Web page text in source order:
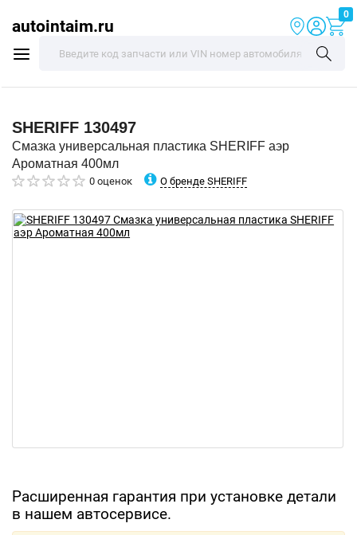
autointaim.ru
0
SHERIFF 130497
Смазка универсальная пластика SHERIFF аэр
Ароматная 400мл
0 оценок О бренде SHERIFF
Расширенная гарантия при установке детали
в нашем автосервисе.